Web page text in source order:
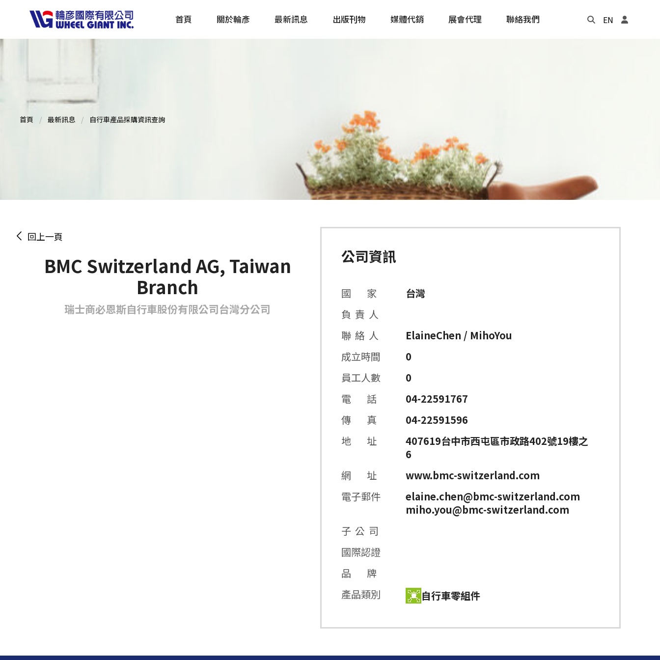
首頁 關於輪彥 最新訊息 出版刊物
戶外探索 Outside
主題書籍
媒體代銷 展會代理 聯絡我們 EN
首頁 最新訊息 自行車產品採購資訊查詢
回上一頁
BMC Switzerland AG, Taiwan
Branch
瑞士商必恩斯自行車股份有限公司台灣分公司
公司資訊
國 家
台灣
負 責 人
聯 絡 人
ElaineChen / MihoYou
成立時間
0
員工人數
0
電 話
04-22591767
傳 真
04-22591596
地 址
407619台中市西屯區市政路402號19樓之
6
網 址
www.bmc-switzerland.com
電子郵件
elaine.chen@bmc-switzerland.com
miho.you@bmc-switzerland.com
子 公 司
國際認證
品 牌
產品類別
自行車零組件